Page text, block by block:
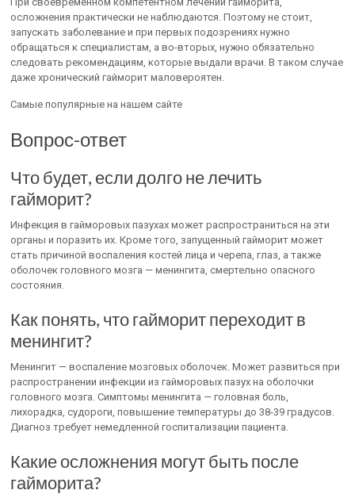
осложнения практически не наблюдаются. Поэтому не стоит,
запускать заболевание и при первых подозрениях нужно
обращаться к специалистам, а во-вторых, нужно обязательно
следовать рекомендациям, которые выдали врачи. В таком случае
даже хронический гайморит маловероятен.
Самые популярные на нашем сайте
Вопрос-ответ
Что будет, если долго не лечить
гайморит?
Инфекция в гайморовых пазухах может распространиться на эти
органы и поразить их. Кроме того, запущенный гайморит может
стать причиной воспаления костей лица и черепа, глаз, а также
оболочек головного мозга — менингита, смертельно опасного
состояния.
Как понять, что гайморит переходит в
менингит?
Менингит — воспаление мозговых оболочек. Может развиться при
распространении инфекции из гайморовых пазух на оболочки
головного мозга. Симптомы менингита — головная боль,
лихорадка, судороги, повышение температуры до 38-39 градусов.
Диагноз требует немедленной госпитализации пациента.
Какие осложнения могут быть после
гайморита?